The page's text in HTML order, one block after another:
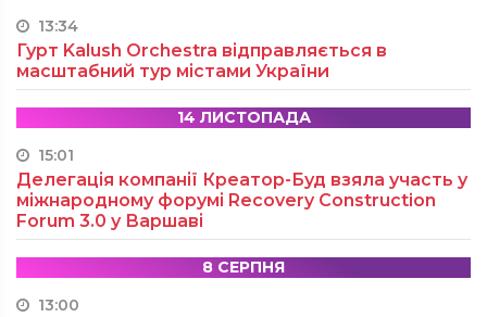
13:34
Гурт Kalush Orchestra відправляється в
масштабний тур містами України
14 ЛИСТОПАДА
15:01
Делегація компанії Креатор-Буд взяла участь у
міжнародному форумі Recovery Construction
Forum 3.0 у Варшаві
8 СЕРПНЯ
13:00